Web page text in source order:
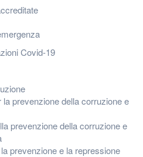
Covid-19
la prevenzione della corruzione e
prevenzione della corruzione e
prevenzione e la repressione